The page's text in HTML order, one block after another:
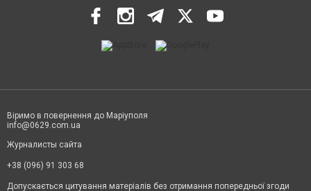
Віримо в повернення до Маріуполя
info@0629.com.ua
Журналисты сайта
+38 (096) 91 303 68
Допускається цитування матеріалів без отримання попередньої згоди